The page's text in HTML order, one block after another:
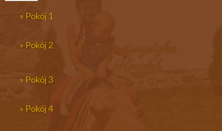
» Pokój 1
» Pokój 2
» Pokój 3
» Pokój 4